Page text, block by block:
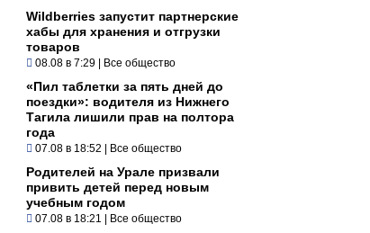
Wildberries запустит партнерские
хабы для хранения и отгрузки
товаров
08.08 в 7:29 | Все общество
«Пил таблетки за пять дней до
поездки»: водителя из Нижнего
Тагила лишили прав на полтора
года
07.08 в 18:52 | Все общество
Родителей на Урале призвали
привить детей перед новым
учебным годом
07.08 в 18:21 | Все общество